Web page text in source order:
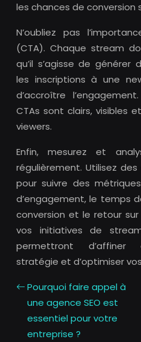
les chances de conversion
N’oubliez pas
(CTA). Chaque stream
qu’il s’agisse de générer
les inscriptions à une
d’accroître
CTAs sont clairs, visibles
viewers.
Enfin, mesurez et
régulièrement. Utilisez
pour suivre des
d’engagement, le temps
conversion et le retour
vos initiatives de
permettront d’affiner
stratégie et d’optimiser
Pourquoi faire appel à
une agence SEO est
essentiel pour votre
entreprise ?